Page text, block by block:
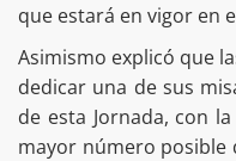
que estará en vigor en
Asimismo explicó que
dedicar una de sus
de esta Jornada, con
mayor número posible